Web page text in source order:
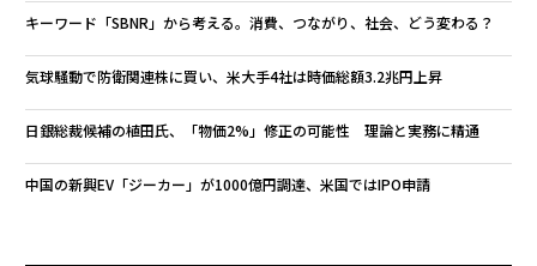
キーワード「SBNR」から考える。消費、つながり、社会、どう変わる？
気球騒動で防衛関連株に買い、米大手4社は時価総額3.2兆円上昇
日銀総裁候補の植田氏、「物価2%」修正の可能性 理論と実務に精通
中国の新興EV「ジーカー」が1000億円調達、米国ではIPO申請